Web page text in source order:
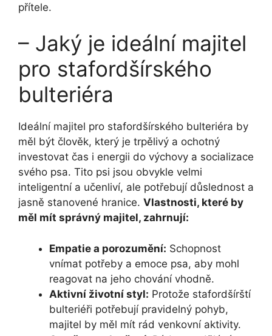
přítele.
– Jaký je ideální majitel
pro stafordšírského
bulteriéra
Ideální majitel pro stafordšírského bulteriéra by
měl být člověk, který je trpělivý a ochotný
investovat čas i energii do výchovy a socializace
svého psa. Tito psi jsou obvykle velmi
inteligentní a učenliví, ale potřebují důslednost a
jasně stanovené hranice. Vlastnosti, které by
měl mít správný majitel, zahrnují:
Empatie a porozumění: Schopnost
vnímat potřeby a emoce psa, aby mohl
reagovat na jeho chování vhodně.
Aktivní životní styl: Protože stafordšírští
bulteriéři potřebují pravidelný pohyb,
majitel by měl mít rád venkovní aktivity.